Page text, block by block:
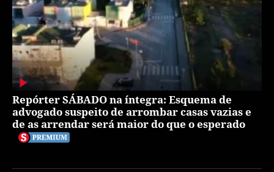
Repórter SÁBADO na íntegra: Esquema de
advogado suspeito de arrombar casas vazias e
de as arrendar será maior do que o esperado